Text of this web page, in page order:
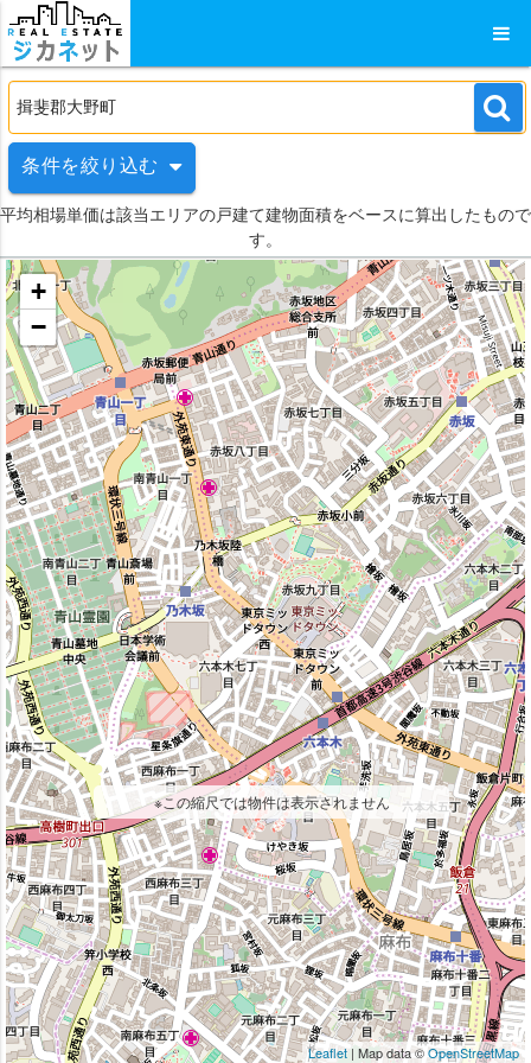
条件を絞り込む
平均相場単価は該当エリアの戸建て建物面積をベースに算出したもので
す。
+
−
Leaflet| Map data ©OpenStreetMap
※この縮尺では物件は表示されません